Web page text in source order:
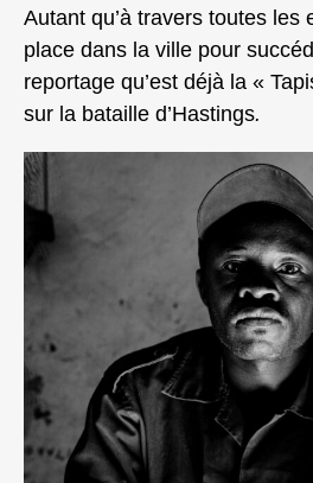
Autant qu’à travers toutes les
place dans la ville pour
reportage qu’est déjà la «
sur la bataille d’Hastings.